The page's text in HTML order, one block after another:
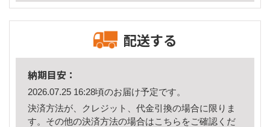
配送する
納期目安：
2026.07.25 16:28頃のお届け予定です。
決済方法が、クレジット、代金引換の場合に限りま
す。その他の決済方法の場合はこちら をご確認くだ